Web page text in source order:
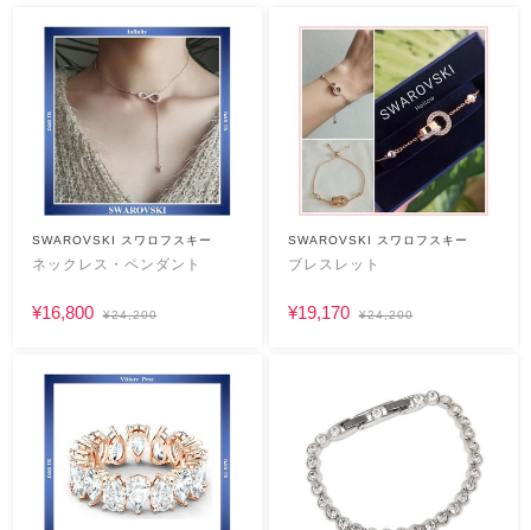
SWAROVSKI スワロフスキー
ネックレス・ペンダント
¥16,800 ¥24,200
SWAROVSKI スワロフスキー
ブレスレット
¥19,170 ¥24,200